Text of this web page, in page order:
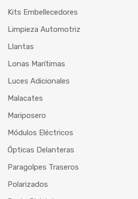
Kits Embellecedores
Limpieza Automotriz
Llantas
Lonas Marítimas
Luces Adicionales
Malacates
Mariposero
Módulos Eléctricos
Ópticas Delanteras
Paragolpes Traseros
Polarizados